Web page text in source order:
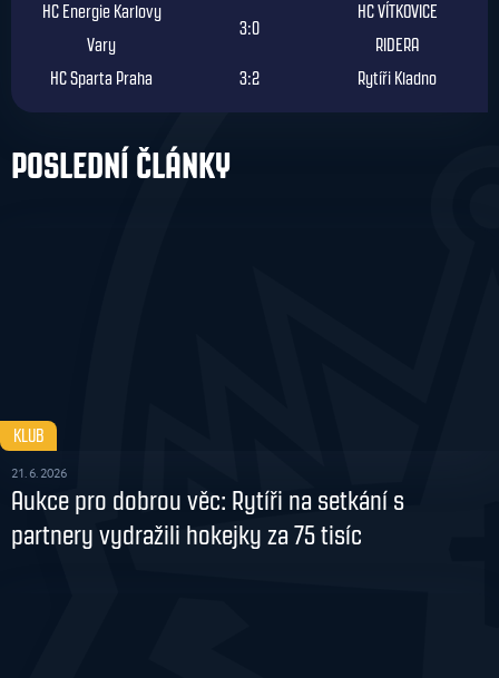
HC Energie Karlovy
Vary
3:0
HC VÍTKOVICE
RIDERA
HC Sparta Praha
3:2 Rytíři Kladno
POSLEDNÍ ČLÁNKY
KLUB
21. 6. 2026
Aukce pro dobrou věc: Rytíři na setkání s
partnery vydražili hokejky za 75 tisíc